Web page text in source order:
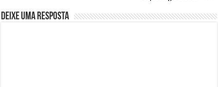
Deixe uma resposta